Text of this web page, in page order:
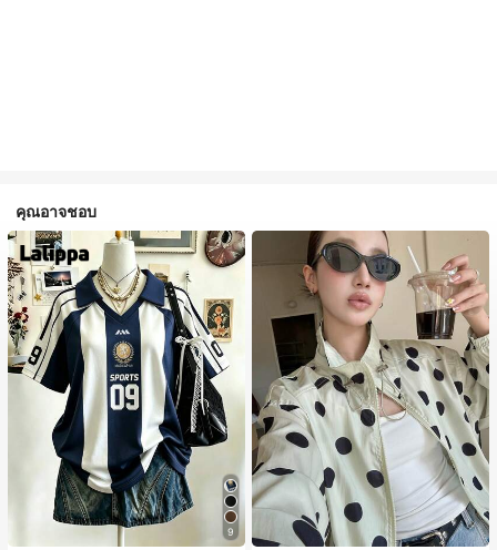
คุณอาจชอบ
9
#1 ขายดี
ใน กระเป๋า เสื้อคลุมลำลอง